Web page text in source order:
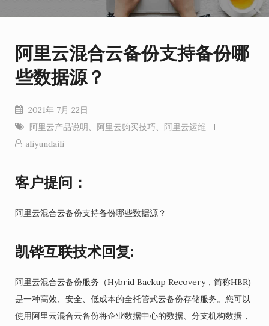
阿里云混合云备份支持备份哪
些数据源？
2021年 7月 22日
阿里云产品说明、 阿里云购买技巧、 阿里云运维
aliyundaili
客户提问：
阿里云混合云备份支持备份哪些数据源？
凯铧互联技术回复:
阿里云混合云备份服务（Hybrid Backup Recovery，简称HBR)
是一种高效、安全、低成本的全托管式云备份存储服务。您可以
使用阿里云混合云备份将企业数据中心的数据、分支机构数据，